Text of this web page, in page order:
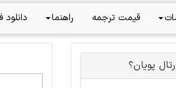
قیمت ترجمه راهنما دانلود
پویان؟